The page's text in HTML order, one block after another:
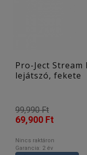
Pro-Ject
lejátszó, fekete
99,990 Ft
69,900 Ft
Nincs raktáron
Garancia: 2 év